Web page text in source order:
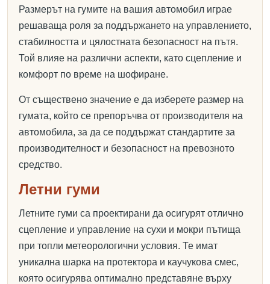
Размерът на гумите на вашия автомобил играе
решаваща роля за поддържането на управлението,
стабилността и цялостната безопасност на пътя.
Той влияе на различни аспекти, като сцепление и
комфорт по време на шофиране.
От съществено значение е да изберете размер на
гумата, който се препоръчва от производителя на
автомобила, за да се поддържат стандартите за
производителност и безопасност на превозното
средство.
Летни гуми
Летните гуми са проектирани да осигурят отлично
сцепление и управление на сухи и мокри пътища
при топли метеорологични условия. Те имат
уникална шарка на протектора и каучукова смес,
която осигурява оптимално представяне върху